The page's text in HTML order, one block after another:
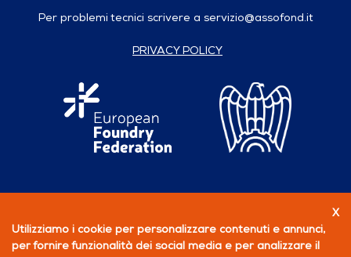
Per problemi tecnici scrivere a servizio@assofond.it
PRIVACY POLICY
X
Utilizziamo i cookie per personalizzare contenuti e annunci,
per fornire funzionalità dei social media e per analizzare il